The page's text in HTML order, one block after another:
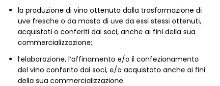
la produzione di vino ottenuto dalla trasformazione di
uve fresche o da mosto di uve da essi stessi ottenuti,
acquistati o conferiti dai soci, anche ai fini della sua
commercializzazione;
l’elaborazione, l’affinamento e/o il confezionamento
del vino conferito dai soci, e/o acquistato anche ai fini
della sua commercializzazione.